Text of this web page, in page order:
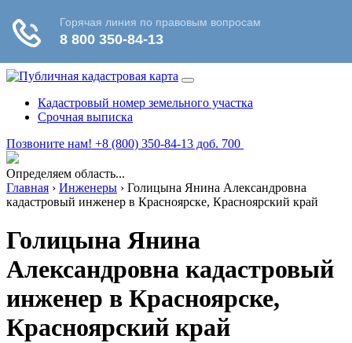
Кадастровый номер земельного участка
Срочная выписка
Позвоните нам! +8 (800) 350-84-13 доб. 700
Определяем область...
Главная › Инженеры › Голицына Янина Александровна
кадастровый инженер в Красноярске, Красноярский край
Голицына Янина
Александровна кадастровый
инженер в Красноярске,
Красноярский край